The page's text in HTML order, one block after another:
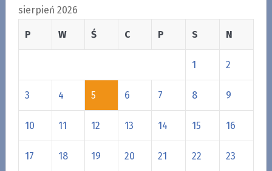
sierpień 2026
P W Ś C P S N
1 2
3 4 5 6 7 8 9
10 11 12 13 14 15 16
17 18 19 20 21 22 23